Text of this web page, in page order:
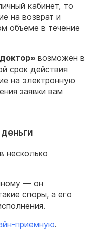
кабинет, то
на возврат и
объеме в течение
возможен в
срок действия
на электронную
заявки вам
несколько
— он
споры, а его
приемную.